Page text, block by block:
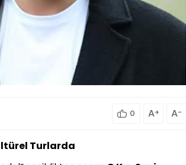
0 A+ A-
Turlarda